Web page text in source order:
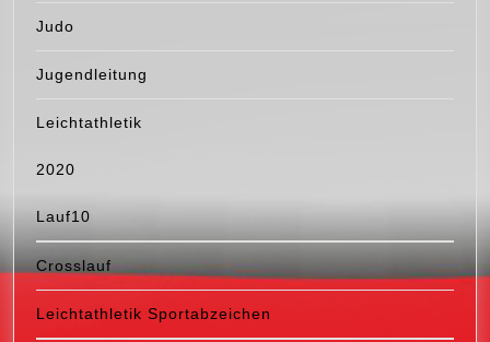
Judo
Jugendleitung
Leichtathletik
2020
Lauf10
Crosslauf
Leichtathletik Sportabzeichen